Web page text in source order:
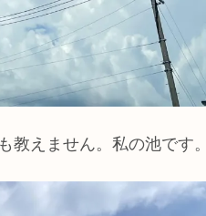
教えません。私の池です。